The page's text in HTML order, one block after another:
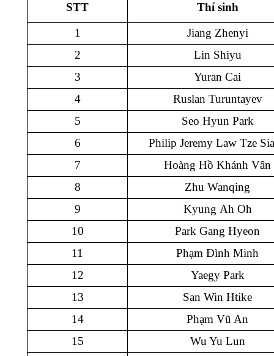
STT
Thí sinh
1
Jiang Zhenyi
2
Lin Shiyu
3
Yuran Cai
4
Ruslan Turuntayev
5
Seo Hyun Park
6
Philip Jeremy Law Tze
7
Hoàng Hồ Khánh Vân
8
Zhu Wanqing
9
Kyung Ah Oh
10
Park Gang Hyeon
11
Phạm Đình Minh
12
Yaegy Park
13
San Win Htike
14
Phạm Vũ An
15
Wu Yu Lun